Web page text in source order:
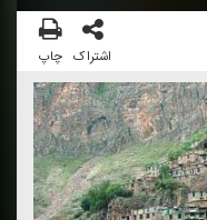
اشتراک چاپ